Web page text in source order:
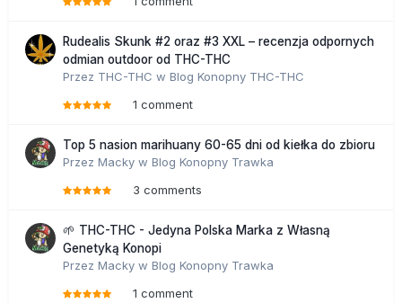
Rudealis Skunk #2 oraz #3 XXL – recenzja odpornych
odmian outdoor od THC-THC
Przez THC-THC w Blog Konopny THC-THC
1 comment
Top 5 nasion marihuany 60-65 dni od kiełka do zbioru
Przez Macky w Blog Konopny Trawka
3 comments
🌱 THC-THC - Jedyna Polska Marka z Własną
Genetyką Konopi
Przez Macky w Blog Konopny Trawka
1 comment